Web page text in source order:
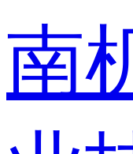
南